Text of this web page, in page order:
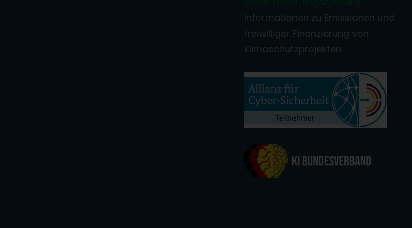
Informationen zu Emissionen und
freiwilliger Finanzierung von
Klimaschutzprojekten